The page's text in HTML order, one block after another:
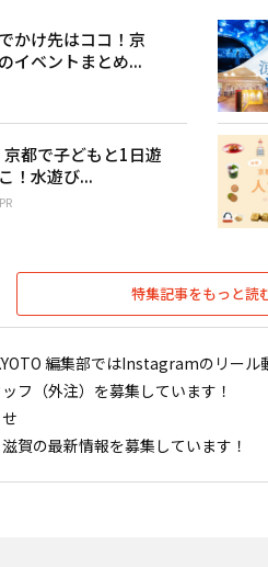
かけ先はココ！京
イベントまとめ...
京都で子どもと1日遊
！水遊び...
PR
特集記事をもっと読
編集部ではInstagramのリール
フ（外注）を募集しています！
賀の最新情報を募集しています！